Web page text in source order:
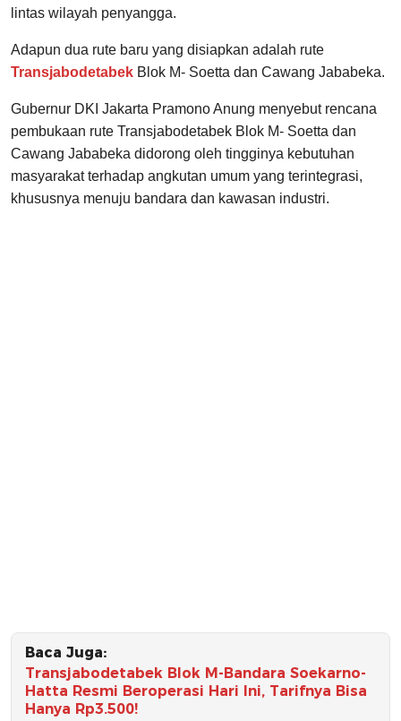
lintas wilayah penyangga.
Adapun dua rute baru yang disiapkan adalah rute
Transjabodetabek Blok M- Soetta dan Cawang Jababeka.
Gubernur DKI Jakarta Pramono Anung menyebut rencana
pembukaan rute Transjabodetabek Blok M- Soetta dan
Cawang Jababeka didorong oleh tingginya kebutuhan
masyarakat terhadap angkutan umum yang terintegrasi,
khususnya menuju bandara dan kawasan industri.
Baca Juga:
Transjabodetabek Blok M-Bandara Soekarno-
Hatta Resmi Beroperasi Hari Ini, Tarifnya Bisa
Hanya Rp3.500!